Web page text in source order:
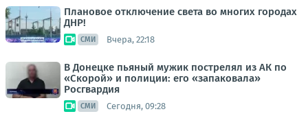
Плановое отключение света во многих городах
ДНР!
СМИ Вчера, 22:18
В Донецке пьяный мужик пострелял из АК по
«Скорой» и полиции: его «запаковала»
Росгвардия
СМИ Сегодня, 09:28